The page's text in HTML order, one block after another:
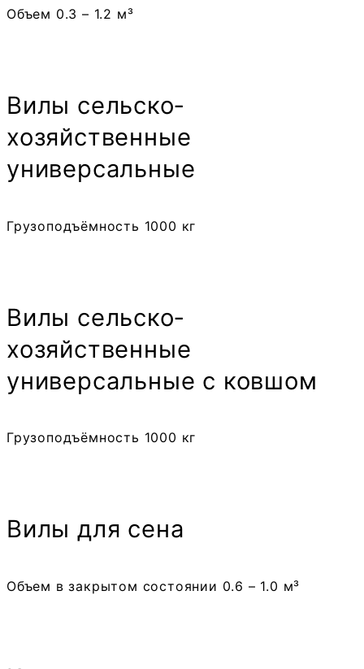
Объем 0.3 – 1.2 м³
Вилы сельско­
хозяйственные
универсальные
Грузоподъёмность 1000 кг
Вилы сельско­
хозяйственные
универсальные с ковшом
Грузоподъёмность 1000 кг
Вилы для сена
Объем в закрытом состоянии 0.6 – 1.0 м³